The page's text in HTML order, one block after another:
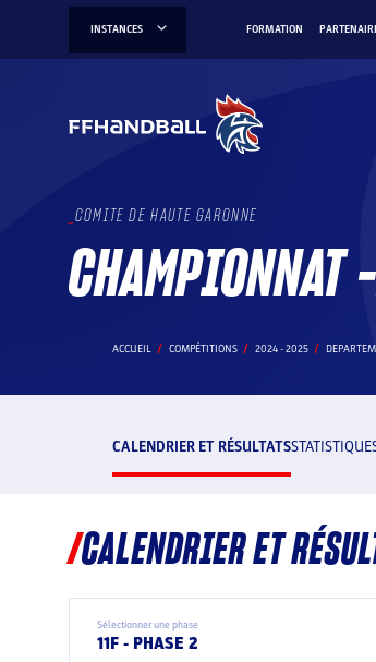
INSTANCES FORMATION
COMITE DE HAUTE GARONNE
ACCUEIL COMPÉTITIONS 2024 - 2025
CALENDRIER ET RÉSULTATS
CALENDRIER ET
Sélectionner une phase
11F - PHASE 2